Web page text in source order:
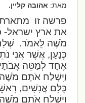
מאת:אהובה קליין.
פרשה זו מתארת
את ארץ ישראל-
מֹשֶׁה לֵּאמֹר. שְׁלַח
כְּנַעַן, אֲשֶׁר אֲנִי
אֶחָד לְמַטֵּה
וַיִּשְׁלַח אֹתָם מֹשֶׁה
כֻּלָּם אֲנָשִׁים,
וַיִּשְׁלַח אֹתָם מֹשֶׁה,